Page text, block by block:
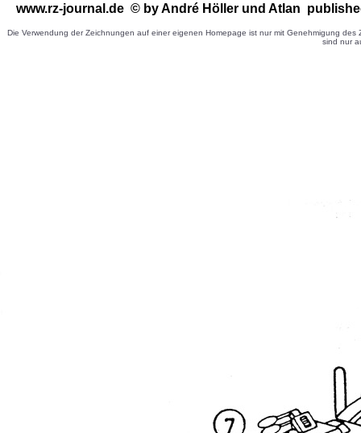
www.rz-journal.de © by André Höller und Atlan
Die Verwendung der Zeichnungen auf einer eigenen Homepage ist nur mit Genehmigung
sind nur